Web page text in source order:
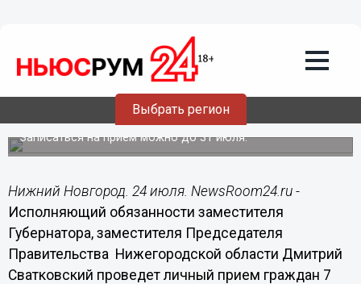
Выбрать регион
24.07.201818:59
Дмитрий Сватковский проведет
личный прием граждан 7 авугста
Записаться на прием можно до 31 июля.
Нижний Новгород. 24 июля. NewsRoom24.ru -
Исполняющий обязанности заместителя
Губернатора, заместителя Председателя
Правительства Нижегородской области Дмитрий
Сватковский проведет личный прием граждан 7